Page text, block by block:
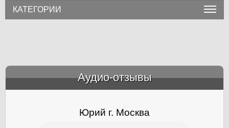
КАТЕГОРИИ
Аудио-отзывы
Юрий г. Москва